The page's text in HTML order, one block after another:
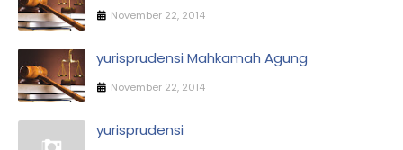
November 22, 2014
yurisprudensi Mahkamah Agung
November 22, 2014
yurisprudensi